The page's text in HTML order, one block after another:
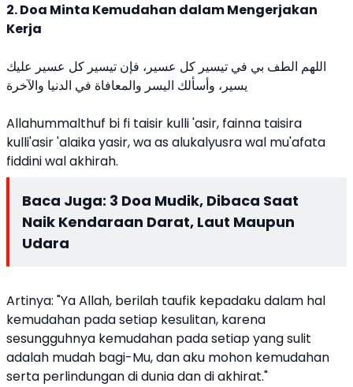
2. Doa Minta Kemudahan dalam Mengerjakan
Kerja
اللهم الطف بي في تيسير كل عسير، فإن تيسير كل عسير عليك
يسير، وأسألك اليسر والمعافاة في الدنيا والآخرة
Allahummalthuf bi fi taisir kulli 'asir, fainna taisira
kulli'asir 'alaika yasir, wa as alukalyusra wal mu'afata
fiddini wal akhirah.
Baca Juga: 3 Doa Mudik, Dibaca Saat
Naik Kendaraan Darat, Laut Maupun
Udara
Artinya: "Ya Allah, berilah taufik kepadaku dalam hal
kemudahan pada setiap kesulitan, karena
sesungguhnya kemudahan pada setiap yang sulit
adalah mudah bagi-Mu, dan aku mohon kemudahan
serta perlindungan di dunia dan di akhirat."